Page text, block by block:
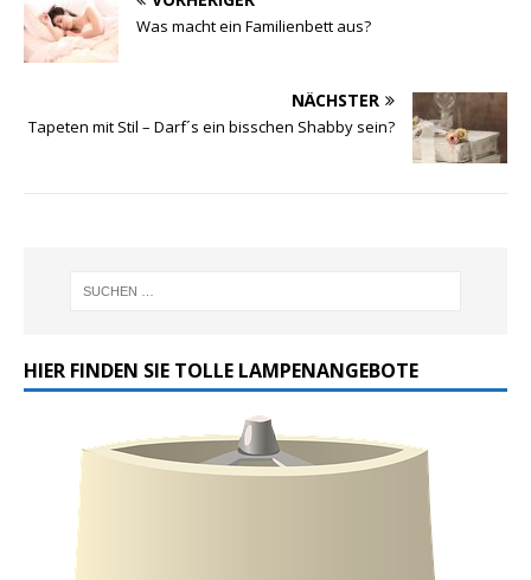
Was macht ein Familienbett aus?
NÄCHSTER
Tapeten mit Stil – Darf´s ein bisschen Shabby sein?
HIER FINDEN SIE TOLLE LAMPENANGEBOTE